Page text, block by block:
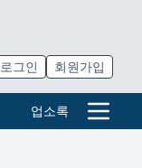
로그인 회원가입
업소록